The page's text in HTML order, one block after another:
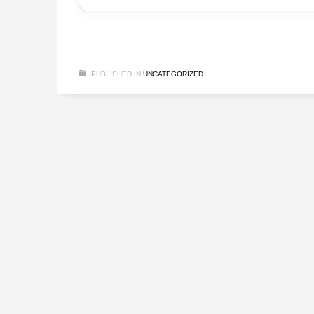
PUBLISHED IN UNCATEGORIZED